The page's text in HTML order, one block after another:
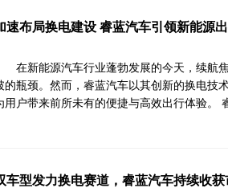
速布局换电建设 睿蓝汽车引领新能源
在新能源汽车行业蓬勃发展的今天，续航
的瓶颈。然而，睿蓝汽车以其创新的换电技
用户带来前所未有的便捷与高效出行体验
车型发力换电赛道，睿蓝汽车持续收获